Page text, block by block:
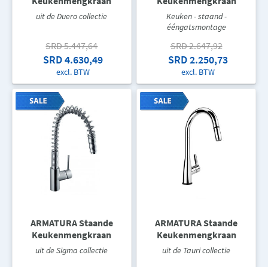
uit de Duero collectie
SRD 5.447,64
SRD 4.630,49
excl. BTW
Keuken - staand -
ééngatsmontage
SRD 2.647,92
SRD 2.250,73
excl. BTW
ARMATURA Staande
Keukenmengkraan
uit de Sigma collectie
ARMATURA Staande
Keukenmengkraan
uit de Tauri collectie